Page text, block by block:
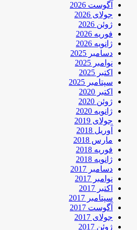
آگوست 2026
جولای 2026
ژوئن 2026
فوریه 2026
ژانویه 2026
دسامبر 2025
نوامبر 2025
اکتبر 2025
سپتامبر 2025
اکتبر 2020
ژوئن 2020
ژانویه 2020
جولای 2019
آوریل 2018
مارس 2018
فوریه 2018
ژانویه 2018
دسامبر 2017
نوامبر 2017
اکتبر 2017
سپتامبر 2017
آگوست 2017
جولای 2017
ژوئن 2017